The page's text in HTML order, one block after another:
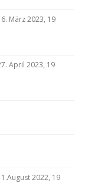
März 2023, 19
April 2023, 19
2022, 19